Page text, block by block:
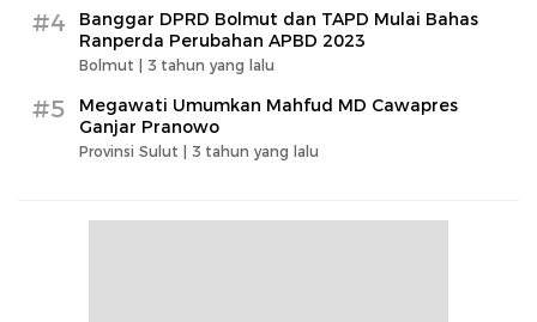
#4
Banggar DPRD Bolmut dan TAPD Mulai Bahas
Ranperda Perubahan APBD 2023
Bolmut | 3 tahun yang lalu
#5
Megawati Umumkan Mahfud MD Cawapres
Ganjar Pranowo
Provinsi Sulut | 3 tahun yang lalu